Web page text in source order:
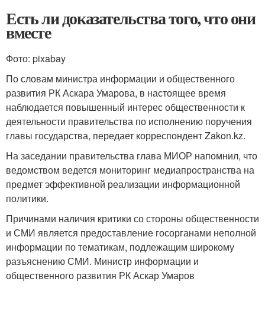
Есть ли доказательства того, что они
вместе
Фото: pixabay
По словам министра информации и общественного
развития РК Аскара Умарова, в настоящее время
наблюдается повышенный интерес общественности к
деятельности правительства по исполнению поручения
главы государства, передает корреспондент Zakon.kz.
На заседании правительства глава МИОР напомнил, что
ведомством ведется мониторинг медиапространства на
предмет эффективной реализации информационной
политики.
Причинами наличия критики со стороны общественности
и СМИ является предоставление госорганами неполной
информации по тематикам, подлежащим широкому
разъяснению СМИ. Министр информации и
общественного развития РК Аскар Умаров